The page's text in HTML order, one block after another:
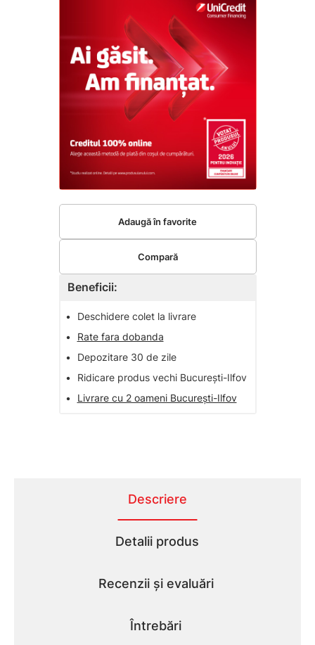
Beneficii:
•
Deschidere colet la livrare
•
Rate fara dobanda
•
Depozitare 30 de zile
•
Ridicare produs vechi București-Ilfov
•
Livrare cu 2 oameni București-Ilfov
Adaugă în favorite
Compară
Descriere
Detalii produs
Recenzii și evaluări
Întrebări